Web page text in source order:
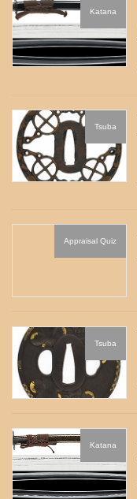
Katana
Tsuba
Appraisal Quiz
Tsuba
Katana